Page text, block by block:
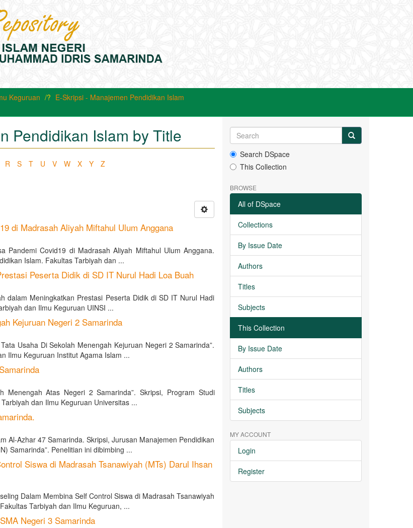
Keguruan
E-Skripsi - Manajemen Pendidikan Islam
Pendidikan Islam by Title
R S T U V W X Y Z
di Madrasah Aliyah Miftahul Ulum Anggana
Pandemi Covid19 di Madrasah Aliyah Miftahul Ulum Anggana.
Islam. Fakultas Tarbiyah dan ...
Peserta Didik di SD IT Nurul Hadi Loa Buah
dalam Meningkatkan Prestasi Peserta Didik di SD IT Nurul Hadi
dan Ilmu Keguruan UINSI ...
Kejuruan Negeri 2 Samarinda
Usaha Di Sekolah Menengah Kejuruan Negeri 2 Samarinda”.
Ilmu Keguruan Institut Agama Islam ...
Menengah Atas Negeri 2 Samarinda”. Skripsi, Program Studi
dan Ilmu Keguruan Universitas ...
Al-Azhar 47 Samarinda. Skripsi, Jurusan Manajemen Pendidikan
Samarinda”. Penelitian ini dibimbing ...
Siswa di Madrasah Tsanawiyah (MTs) Darul Ihsan
Dalam Membina Self Control Siswa di Madrasah Tsanawiyah
Tarbiyah dan Ilmu Keguruan, ...
Negeri 3 Samarinda
Search DSpace
This Collection
BROWSE
All of DSpace
Collections
By Issue Date
Authors
Titles
Subjects
This Collection
By Issue Date
Authors
Titles
Subjects
MY ACCOUNT
Login
Register